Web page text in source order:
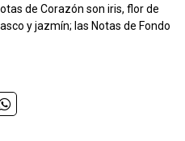
de Corazón son iris, flor de
y jazmín; las Notas de Fondo